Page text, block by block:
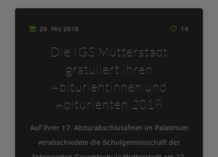
26. Mrz 2018 14
Die IGS Mutterstadt
gratuliert ihren
Abiturientinnen und
Abiturienten 2018
Auf ihrer 17. Abiturabschlussfeier im Palatinum
verabschiedete die Schulgemeinschaft der